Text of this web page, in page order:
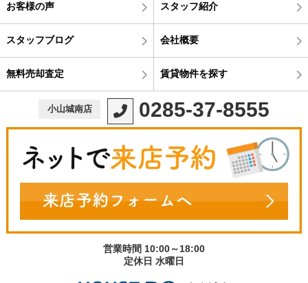
お客様の声 スタッフ紹介
スタッフブログ 会社概要
無料売却査定 賃貸物件を探す
小山城南店 0285-37-8555
営業時間 10:00～18:00
定休日 水曜日